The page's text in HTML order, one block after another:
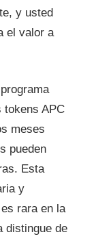
y usted
el valor a
tokens APC
meses
pueden
Esta
y
rara en la
distingue de